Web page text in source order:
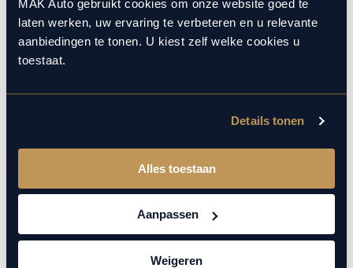
MAK Auto gebruikt cookies om onze website goed te
laten werken, uw ervaring te verbeteren en u relevante
aanbiedingen te tonen. U kiest zelf welke cookies u
toestaat.
Details tonen
Alles toestaan
Aanpassen
Weigeren
verzorgen het onderhoud op hetzelfde niveau als een
merkdealer, met behoud van de fabrieksgarantie. Kom
gerust langs in onze werkplaats voor een APK of een
Hoe weet ik welk onderhoud mijn
auto nodig heeft en wanneer?